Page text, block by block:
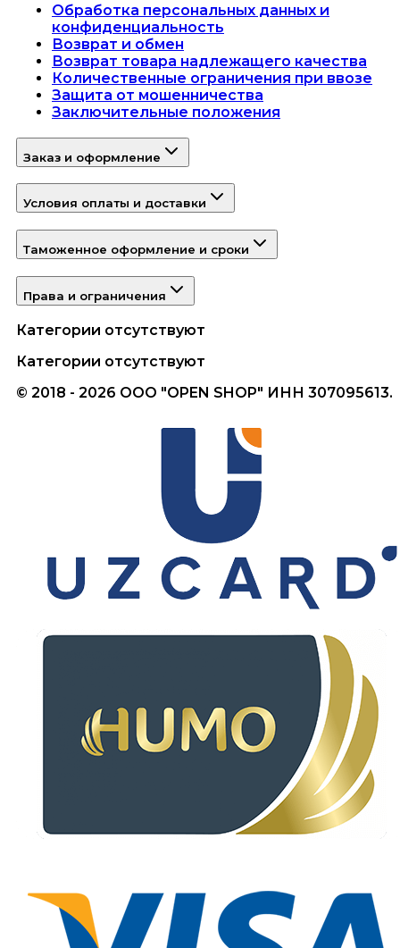
Обработка персональных данных и
конфиденциальность
Возврат и обмен
Возврат товара надлежащего качества
Количественные ограничения при ввозе
Защита от мошенничества
Заключительные положения
Заказ и оформление
Условия оплаты и доставки
Таможенное оформление и сроки
Права и ограничения
Категории отсутствуют
Категории отсутствуют
© 2018 - 2026 ООО "OPEN SHOP" ИНН 307095613.